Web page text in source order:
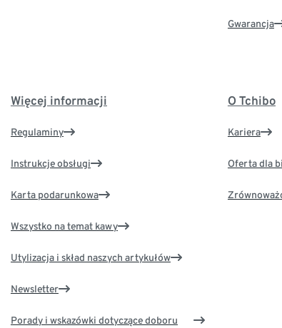
Gwarancja
Więcej informacji
Regulaminy
Instrukcje obsługi
Karta podarunkowa
Wszystko na temat kawy
Utylizacja i skład naszych artykułów
Newsletter
Porady i wskazówki dotyczące doboru
O Tchibo
Kariera
Oferta dla